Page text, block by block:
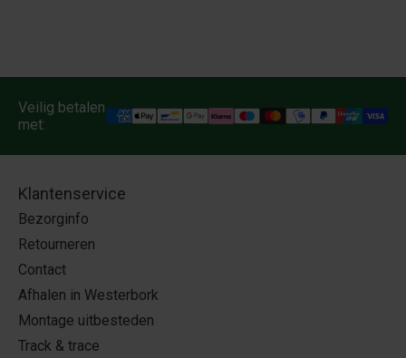
Veilig betalen
met:
Klantenservice
Bezorginfo
Retourneren
Contact
Afhalen in Westerbork
Montage uitbesteden
Track & trace